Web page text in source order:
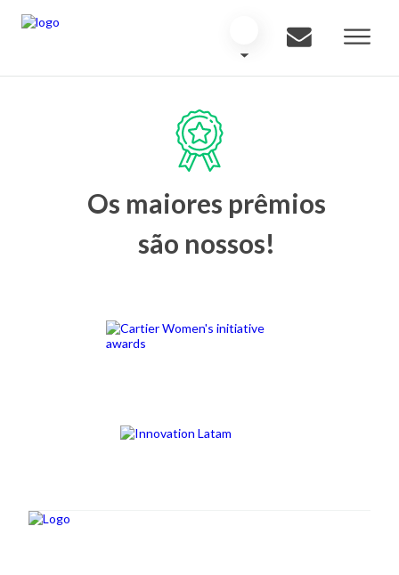
Os maiores prêmios
são nossos!